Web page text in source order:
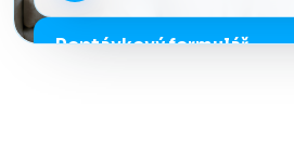
Poptávkový formulář